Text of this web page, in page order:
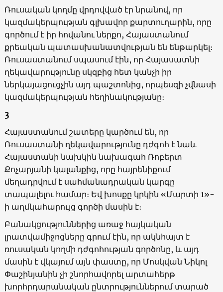
Ռուսական կողմը վրդովված էր նրանով, որ
կազմակերպության գլխավոր քարտուղարին, որը
գործում է իր հովանու ներքո, Հայաստանում
քրեական պատասխանատվության են ենթարկել։
Ռուսաստանում սպասում էին, որ Հայասատնի
ղեկավարությունը սկզբից հետ կանչի իր
ներկայացուցչին այդ պաշտոնից, որպեսզի չվնասի
կազմակերպության հեղինակությանը։
3
Հայաստանում շատերը կարծում են, որ
Ռուսաստանի ղեկավարությունը դժգոհ է նաև
Հայաստանի նախկին նախագահ Ռոբերտ
Քոչարյանի կալանքից, որը հայրենիքում
մեղադրվում է սահմանադրական կարգը
տապալելու համար։ Եվ խոսքը կրկին «Մարտի 1»-
ի աղմկահարույց գործի մասին է։
Բանակցություններից առաջ հայկական
լրատվամիջոցները գրում էին, որ ակնհայտ է
ռուսական կողմի դժգոհության գործոնը, և այդ
մասին է վկայում այն փաստը, որ Մոսկվան Նիկոլ
Փաշինյանին չի շնորհավորել արտահերթ
խորհրդարանական ընտրություններում տարած